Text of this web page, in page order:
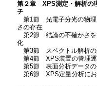
第２章 XPS測定・解析の
チ
第1節 光電子分光の物理
さの存在
第2節 結論の不確かさを
化
第3節 スペクトル解析の
第4節 XPS装置の管理
第5節 表面分析データの
第6節 XPS定量分析にお